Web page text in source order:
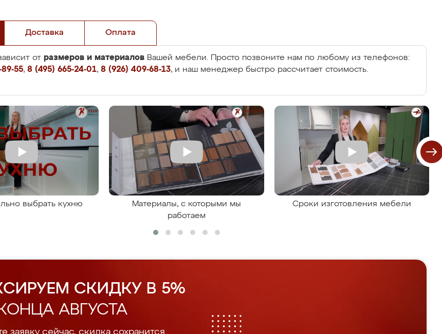
Доставка Оплата
от размеров и материалов Вашей мебели. Просто позвоните нам по любому из телефонов:
55, 8 (495) 665-24-01, 8 (926) 409-68-13, и наш менеджер быстро рассчитает стоимость.
выбрать кухню
Материалы, с которыми мы
работаем
Сроки изготовления мебели
СКИДКУ В 5%
АВГУСТА
заявку сейчас, скидка сохранится.